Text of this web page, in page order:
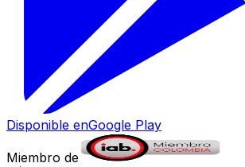
Disponible enGoogle Play
Miembro de